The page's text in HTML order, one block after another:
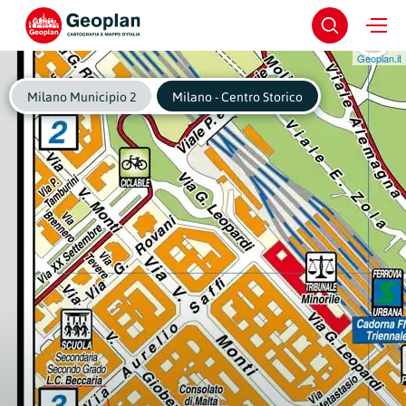
Geoplan.it
Milano Municipio 2 Milano - Centro Storico